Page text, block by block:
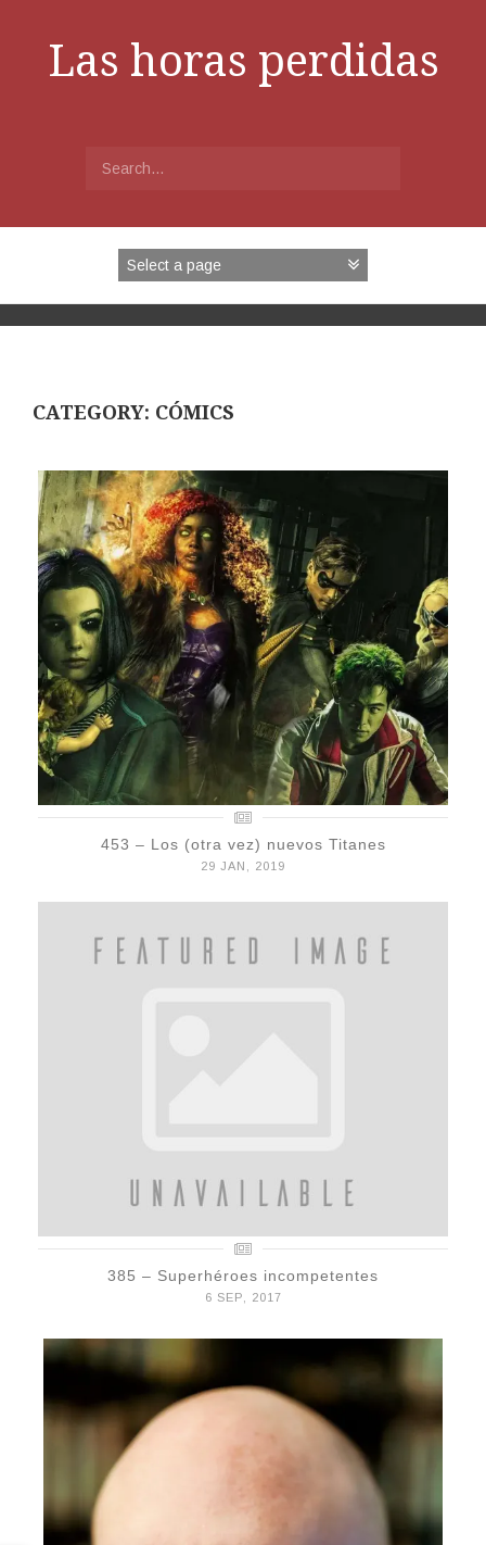
Las horas perdidas
for:
CATEGORY: CÓMICS
453 – Los (otra vez) nuevos Titanes
29 JAN, 2019
385 – Superhéroes incompetentes
6 SEP, 2017